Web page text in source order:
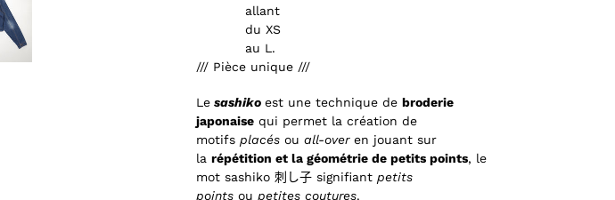
allant
du XS
au L.
/// Pièce unique ///
Le sashiko est une technique de broderie
japonaise qui permet la création de
motifs placés ou all-over en jouant sur
la répétition et la géométrie de petits points, le
mot sashiko 刺し子 signifiant petits
points ou petites coutures.